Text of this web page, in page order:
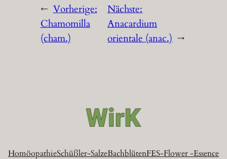
← Vorherige:
Chamomilla
(cham.)
Nächste:
Anacardium
orientale (anac.) →
HomöopathieSchüßler-SalzeBachblütenFES-Flower -Essence